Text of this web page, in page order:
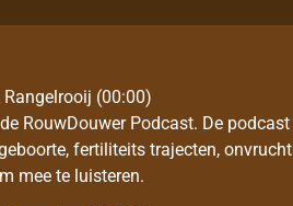
(00:00)
RouwDouwer Podcast. De
fertiliteits trajecten,
mee te luisteren.